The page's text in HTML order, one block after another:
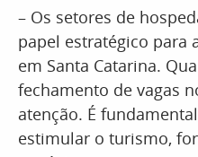
– Os setores de
papel estratégico para
em Santa Catarina.
fechamento de vagas
atenção. É
estimular o turismo,